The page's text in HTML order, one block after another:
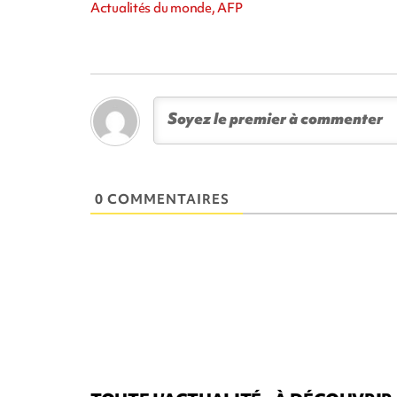
Actualités du monde, AFP
0 COMMENTAIRES